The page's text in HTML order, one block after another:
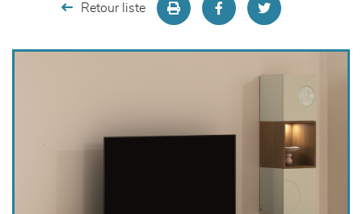
chambres et dressing
Retour liste